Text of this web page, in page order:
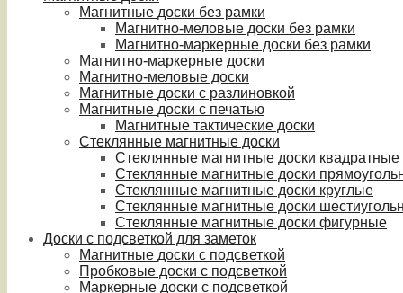
Магнитные доски без рамки
Магнитно-меловые доски без рамки
Магнитно-маркерные доски без рамки
Магнитно-маркерные доски
Магнитно-меловые доски
Магнитные доски с разлиновкой
Магнитные доски с печатью
Магнитные тактические доски
Стеклянные магнитные доски
Стеклянные магнитные доски квадратные
Стеклянные магнитные доски
Стеклянные магнитные доски круглые
Стеклянные магнитные доски
Стеклянные магнитные доски фигурные
Доски с подсветкой для заметок
Магнитные доски с подсветкой
Пробковые доски с подсветкой
Маркерные доски с подсветкой